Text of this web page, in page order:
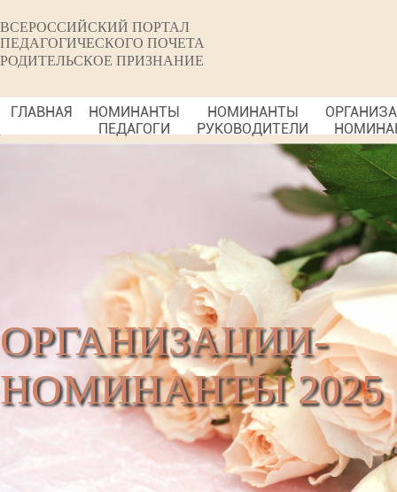
ВСЕРОССИЙСКИЙ ПОРТАЛ
ПЕДАГОГИЧЕСКОГО ПОЧЕТА
РОДИТЕЛЬСКОЕ ПРИЗНАНИЕ
ГЛАВНАЯ
НОМИНАНТЫ
ПЕДАГОГИ
НОМИНАНТЫ
РУКОВОДИТЕЛИ
ОРГАНИЗАЦИИ-
НОМИНАНТЫ 2025